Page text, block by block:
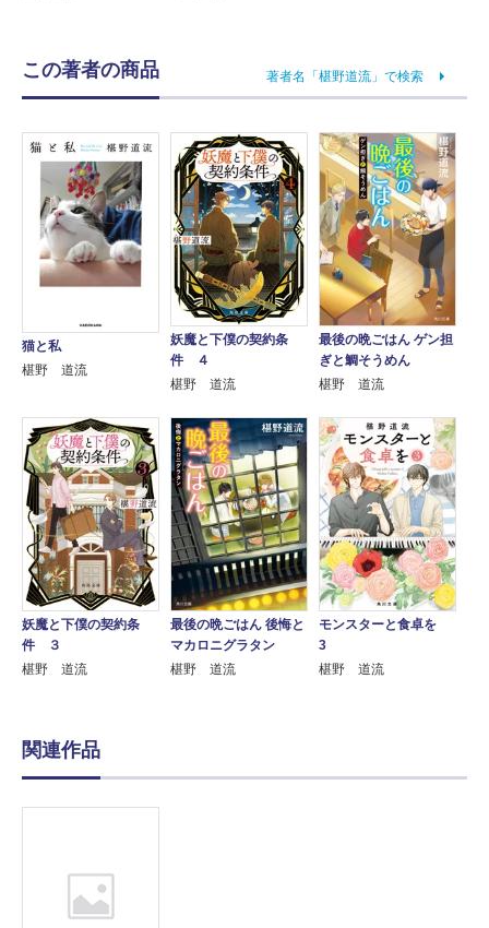
この著者の商品 著者名「椹野道流」で検索
猫と私
椹野 道流
妖魔と下僕の契約条
件 ４
椹野 道流
最後の晩ごはん ゲン担
ぎと鯛そうめん
椹野 道流
妖魔と下僕の契約条
件 ３
椹野 道流
最後の晩ごはん 後悔と
マカロニグラタン
椹野 道流
モンスターと食卓を
3
椹野 道流
関連作品